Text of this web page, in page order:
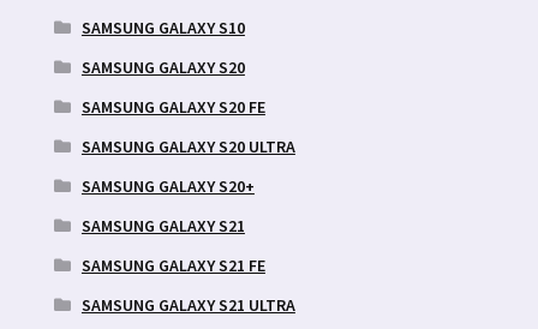
SAMSUNG GALAXY S10
SAMSUNG GALAXY S20
SAMSUNG GALAXY S20 FE
SAMSUNG GALAXY S20 ULTRA
SAMSUNG GALAXY S20+
SAMSUNG GALAXY S21
SAMSUNG GALAXY S21 FE
SAMSUNG GALAXY S21 ULTRA